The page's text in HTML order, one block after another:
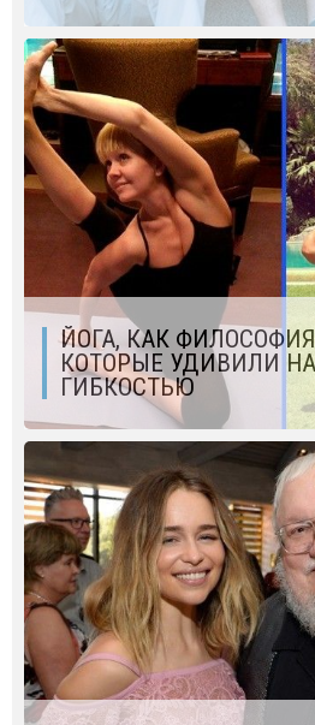
ЙОГА, КАК
КОТОРЫЕ УДИВИЛИ
ГИБКОСТЬЮ